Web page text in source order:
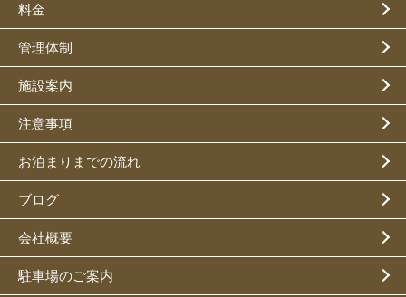
料金
管理体制
施設案内
注意事項
お泊まりまでの流れ
ブログ
会社概要
駐車場のご案内